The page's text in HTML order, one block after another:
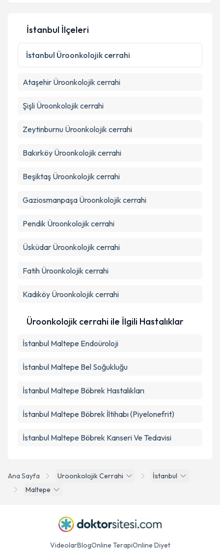
Kişisel verilerimin işlenmesine ilişkinAydınlatma
Metni
'ni okudum ve kişisel verilerimin belirtilen
kapsamda işlenmesini kabul ediyorum.
Ana Sayfa Uroonkolojik Cerrahi
İstanbul
Maltepe
İstanbul İlçeleri
İstanbul Üroonkolojik cerrahi
Ataşehir Üroonkolojik cerrahi
Şişli Üroonkolojik cerrahi
Zeytinburnu Üroonkolojik cerrahi
Bakırköy Üroonkolojik cerrahi
Beşiktaş Üroonkolojik cerrahi
Gaziosmanpaşa Üroonkolojik cerrahi
Pendik Üroonkolojik cerrahi
Üsküdar Üroonkolojik cerrahi
Fatih Üroonkolojik cerrahi
Kadıköy Üroonkolojik cerrahi
Üroonkolojik cerrahi ile İlgili Hastalıklar
İstanbul Maltepe Endoüroloji
İstanbul Maltepe Bel Soğukluğu
İstanbul Maltepe Böbrek Hastalıkları
İstanbul Maltepe Böbrek İltihabı (Piyelonefrit)
İstanbul Maltepe Böbrek Kanseri Ve Tedavisi
VideolarBlogOnline TerapiOnline Diyet